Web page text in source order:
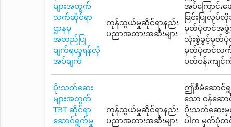
များအတွက်
သက်ဆိုင်ရာ
ဌာနမှ
အတည်ပြု
ချက်ရယူရန်လို
အပ်ချက်
ကုန်သွယ်မှုဆိုင်ရာနည်း
ပညာအတားအဆီးများ
အပ်ကြောင်း
ခြင်းပြုလု
မှတ်ပုံတင်အဖွဲ့
သုံးစွဲခွင့်မှတ်
မှတ်ပုံတင်လက်
ပတ်ဝန်းကျင်
ပိုးသတ်ဆေး
များအတွက်
TBT ဆိုင်ရာ
ဆောင်ရွက်မှု
ကုန်သွယ်မှုဆိုင်ရာနည်း
ပညာအတားအဆီးများ
ဤစီမံဆောင်ရွက်
သော ဝန်ဆော
ပိုးသတ်ဆေးမှ
ပါက မှတ်ပုံ